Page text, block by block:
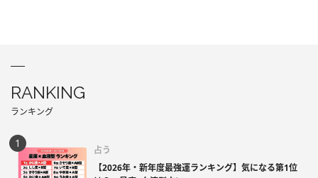
RANKING
ランキング
占う
【2026年・新年度最強運ランキング】気になる第1位